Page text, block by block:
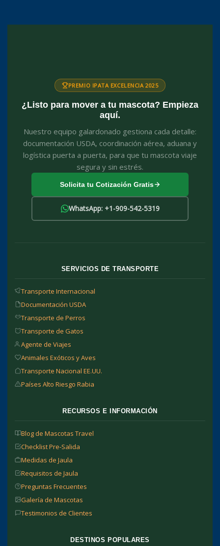
PREMIO IPATA EXCELENCIA 2025
¿Listo para mover a tu mascota? Empieza
aquí.
Nuestro equipo galardonado gestiona cada detalle:
documentación USDA, coordinación aérea, aduana y
logística puerta a puerta, para que tu mascota viaje
segura y sin estrés.
Solicita tu Cotización Gratis
WhatsApp: +1-909-542-5319
SERVICIOS DE TRANSPORTE
Transporte Internacional
Documentación USDA
Transporte de Perros
Transporte de Gatos
Agente de Viajes
Animales Exóticos y Aves
Transporte Nacional EE.UU.
Países Alto Riesgo Rabia
RECURSOS E INFORMACIÓN
Blog de Mascotas Travel
Checklist Pre-Salida
Medidas de Jaula
Requisitos de Jaula
Preguntas Frecuentes
Galería de Mascotas
Testimonios de Clientes
DESTINOS POPULARES